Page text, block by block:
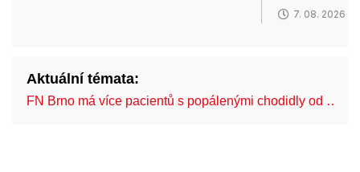
7. 08. 2026
Aktuální témata:
FN Brno má více pacientů s popálenými chodidly od …